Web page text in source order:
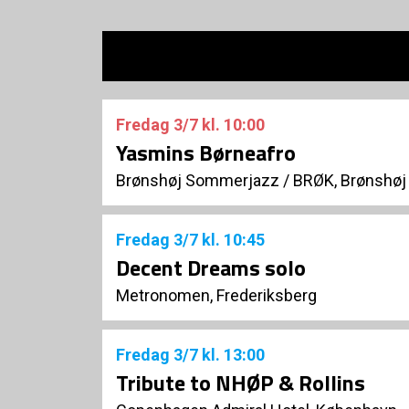
Fredag 3/7 kl. 10:00
Yasmins Børneafro
Brønshøj Sommerjazz / BRØK, Brønshøj
Fredag 3/7 kl. 10:45
Decent Dreams solo
Metronomen, Frederiksberg
Fredag 3/7 kl. 13:00
Tribute to NHØP & Rollins